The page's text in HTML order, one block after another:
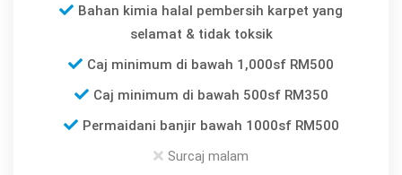
Bahan kimia halal pembersih karpet yang
selamat & tidak toksik
Caj minimum di bawah 1,000sf RM500
Caj minimum di bawah 500sf RM350
Permaidani banjir bawah 1000sf RM500
Surcaj malam